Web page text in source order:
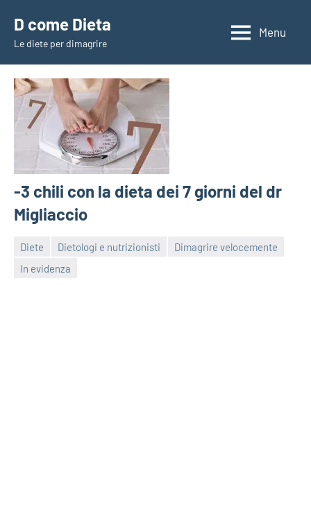
contenuto
D come Dieta
Le diete per dimagrire
Menu
-3 chili con la dieta dei 7 giorni del dr
Migliaccio
Diete Dietologi e nutrizionisti
Dimagrire velocemente
In evidenza